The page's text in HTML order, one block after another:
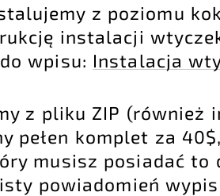
z poziomu
instalacji
wpisu: Instalacja
z pliku ZIP (również
pełen komplet za
musisz posiadać to
powiadomień